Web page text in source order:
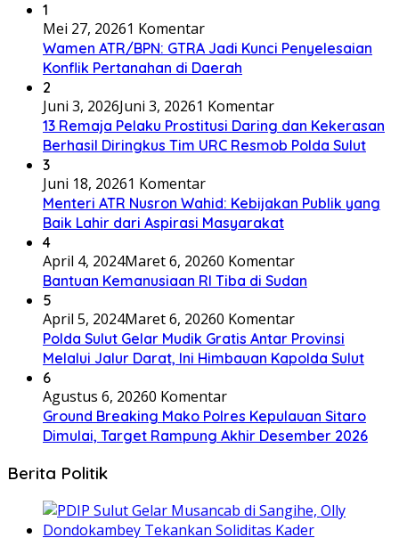
1
Mei 27, 20261 Komentar
Wamen ATR/BPN: GTRA Jadi Kunci Penyelesaian
Konflik Pertanahan di Daerah
2
Juni 3, 2026Juni 3, 20261 Komentar
13 Remaja Pelaku Prostitusi Daring dan Kekerasan
Berhasil Diringkus Tim URC Resmob Polda Sulut
3
Juni 18, 20261 Komentar
Menteri ATR Nusron Wahid: Kebijakan Publik yang
Baik Lahir dari Aspirasi Masyarakat
4
April 4, 2024Maret 6, 20260 Komentar
Bantuan Kemanusiaan RI Tiba di Sudan
5
April 5, 2024Maret 6, 20260 Komentar
Polda Sulut Gelar Mudik Gratis Antar Provinsi
Melalui Jalur Darat, Ini Himbauan Kapolda Sulut
6
Agustus 6, 20260 Komentar
Ground Breaking Mako Polres Kepulauan Sitaro
Dimulai, Target Rampung Akhir Desember 2026
Berita Politik